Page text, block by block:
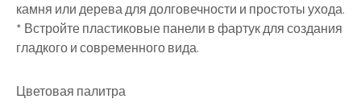
камня или дерева для долговечности и простоты ухода.
* Встройте пластиковые панели в фартук для создания
гладкого и современного вида.
Цветовая палитра